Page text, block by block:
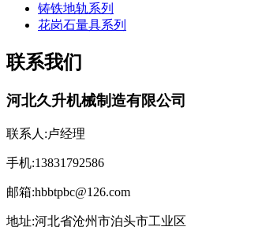
铸铁地轨系列
花岗石量具系列
联系我们
河北久升机械制造有限公司
联系人:卢经理
手机:13831792586
邮箱:hbbtpbc@126.com
地址:河北省沧州市泊头市工业区